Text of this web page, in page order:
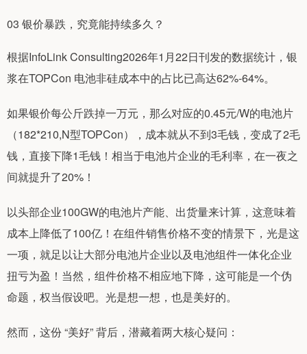
03 银价暴跌，究竟能持续多久？
根据InfoLink Consulting2026年1月22日刊发的数据统计，银
浆在TOPCon 电池非硅成本中的占比已高达62%-64%。
如果银价每公斤跌掉一万元，那么对应的0.45元/W的电池片
（182*210,N型TOPCon），成本就从不到3毛钱，变成了2毛
钱，直接下降1毛钱！相当于电池片企业的毛利率，在一夜之
间就提升了20%！
以头部企业100GW的电池片产能、出货量来计算，这意味着
成本上降低了100亿！在组件销售价格不变的情景下，光是这
一项，就足以让大部分电池片企业以及电池组件一体化企业
扭亏为盈！当然，组件价格不相应地下降，这可能是一个伪
命题，权当假设吧。光是想一想，也是美好的。
然而，这份 “美好” 背后，潜藏着两大核心疑问：